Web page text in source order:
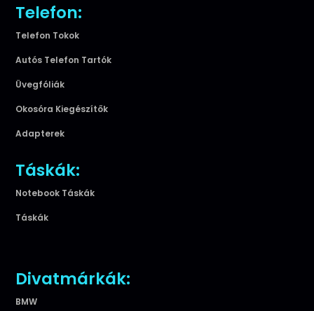
Telefon:
Telefon Tokok
Autós Telefon Tartók
Üvegfóliák
Okosóra Kiegészítők
Adapterek
Táskák:
Notebook Táskák
Táskák
Divatmárkák:
BMW